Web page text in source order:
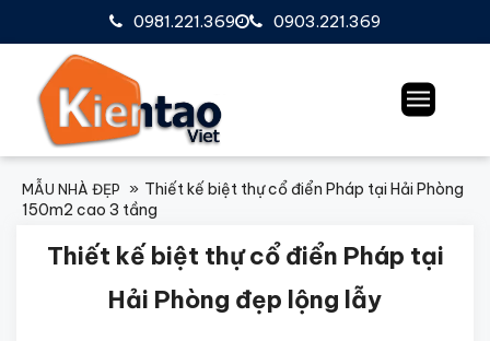
0903.221.369
0981.221.369
MẪU NHÀ ĐẸP
Thiết kế biệt thự cổ điển Pháp tại Hải Phòng
150m2 cao 3 tầng
Thiết kế biệt thự cổ điển Pháp tại
Hải Phòng đẹp lộng lẫy